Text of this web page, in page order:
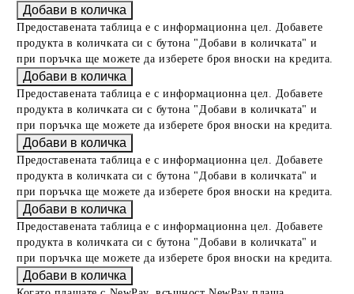
Предоставената таблица е с информационна цел. Добавете
продукта в количката си с бутона "Добави в количката" и
при поръчка ще можете да изберете броя вноски на кредита.
Предоставената таблица е с информационна цел. Добавете
продукта в количката си с бутона "Добави в количката" и
при поръчка ще можете да изберете броя вноски на кредита.
Предоставената таблица е с информационна цел. Добавете
продукта в количката си с бутона "Добави в количката" и
при поръчка ще можете да изберете броя вноски на кредита.
Предоставената таблица е с информационна цел. Добавете
продукта в количката си с бутона "Добави в количката" и
при поръчка ще можете да изберете броя вноски на кредита.